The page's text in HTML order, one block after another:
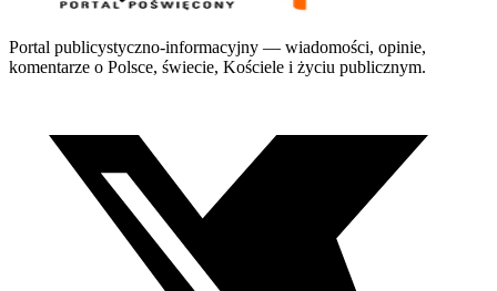
Portal publicystyczno-informacyjny — wiadomości, opinie,
komentarze o Polsce, świecie, Kościele i życiu publicznym.